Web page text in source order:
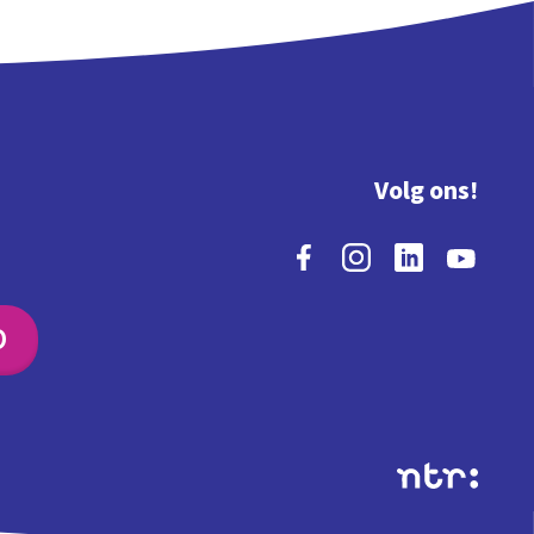
Volg ons!